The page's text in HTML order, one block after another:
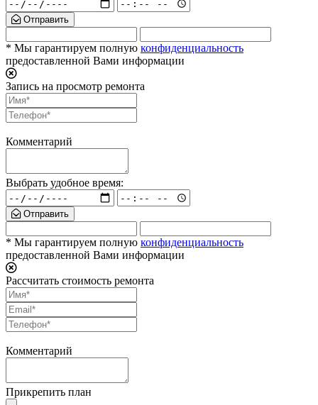
Отправить
* Мы гарантируем полную конфиденциальность
предоставленной Вами информации
Запись на просмотр ремонта
Комментарий
Выбрать удобное время:
Отправить
* Мы гарантируем полную конфиденциальность
предоставленной Вами информации
Рассчитать стоимость ремонта
Комментарий
Прикрепить план